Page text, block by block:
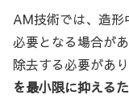
AM技術では、造
必要となる場合が
除去する必要があ
を最小限に抑える